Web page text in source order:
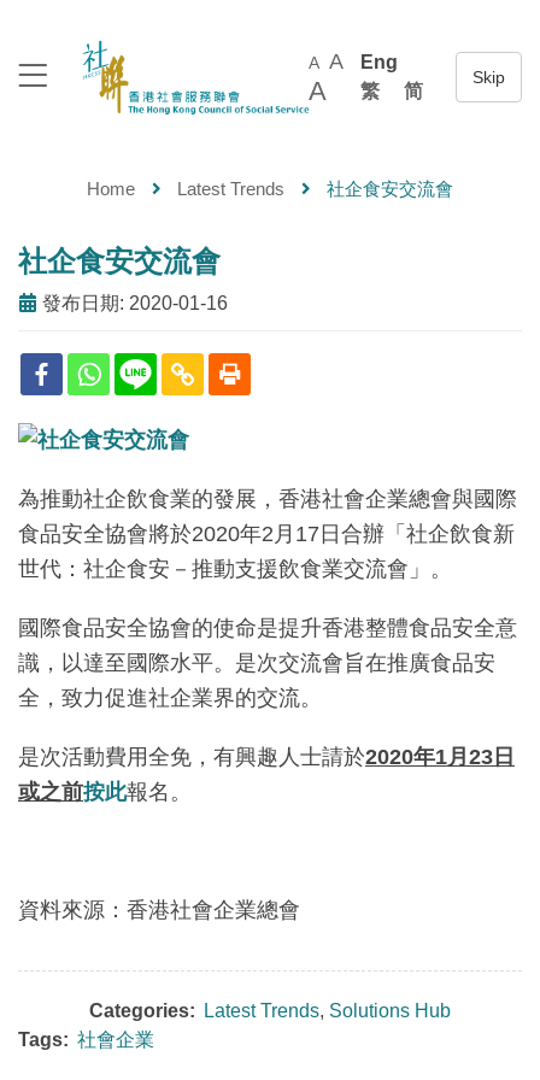
A A
A
Eng
繁
简
Home Latest Trends 社企食安交流會
社企食安交流會
發布日期: 2020-01-16
為推動社企飲食業的發展，香港社會企業總會與國際
食品安全協會將於2020年2月17日合辦「社企飲食新
世代：社企食安－推動支援飲食業交流會」。
國際食品安全協會的使命是提升香港整體食品安全意
識，以達至國際水平。是次交流會旨在推廣食品安
全，致力促進社企業界的交流。
是次活動費用全免，有興趣人士請於2020年1月23日
或之前按此報名。
資料來源：香港社會企業總會
Categories: Latest Trends, Solutions Hub
Tags: 社會企業